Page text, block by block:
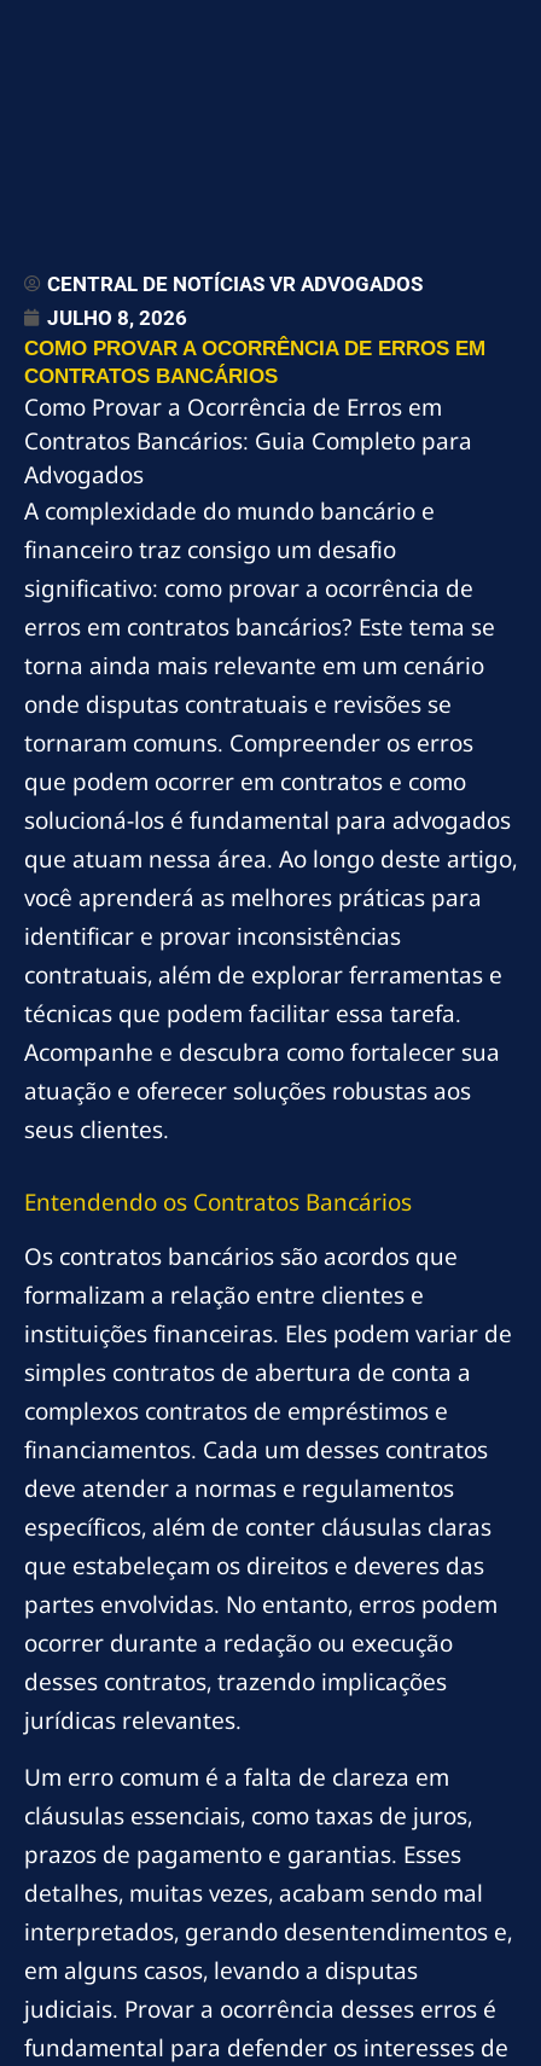
CENTRAL DE NOTÍCIAS VR ADVOGADOS
JULHO 8, 2026
COMO PROVAR A OCORRÊNCIA DE ERROS EM
CONTRATOS BANCÁRIOS
Como Provar a Ocorrência de Erros em
Contratos Bancários: Guia Completo para
Advogados
A complexidade do mundo bancário e
financeiro traz consigo um desafio
significativo: como provar a ocorrência de
erros em contratos bancários? Este tema se
torna ainda mais relevante em um cenário
onde disputas contratuais e revisões se
tornaram comuns. Compreender os erros
que podem ocorrer em contratos e como
solucioná-los é fundamental para advogados
que atuam nessa área. Ao longo deste artigo,
você aprenderá as melhores práticas para
identificar e provar inconsistências
contratuais, além de explorar ferramentas e
técnicas que podem facilitar essa tarefa.
Acompanhe e descubra como fortalecer sua
atuação e oferecer soluções robustas aos
seus clientes.
Entendendo os Contratos Bancários
Os contratos bancários são acordos que
formalizam a relação entre clientes e
instituições financeiras. Eles podem variar de
simples contratos de abertura de conta a
complexos contratos de empréstimos e
financiamentos. Cada um desses contratos
deve atender a normas e regulamentos
específicos, além de conter cláusulas claras
que estabeleçam os direitos e deveres das
partes envolvidas. No entanto, erros podem
ocorrer durante a redação ou execução
desses contratos, trazendo implicações
jurídicas relevantes.
Um erro comum é a falta de clareza em
cláusulas essenciais, como taxas de juros,
prazos de pagamento e garantias. Esses
detalhes, muitas vezes, acabam sendo mal
interpretados, gerando desentendimentos e,
em alguns casos, levando a disputas
judiciais. Provar a ocorrência desses erros é
fundamental para defender os interesses de